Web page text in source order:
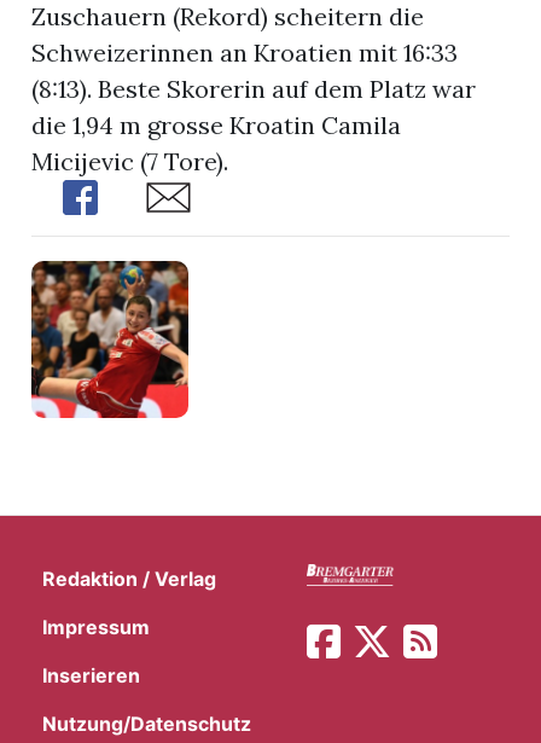
Zuschauern (Rekord) scheitern die
Schweizerinnen an Kroatien mit 16:33
(8:13). Beste Skorerin auf dem Platz war
die 1,94 m grosse Kroatin Camila
Micijevic (7 Tore).
Share
Share
Redaktion / Verlag
Impressum
Inserieren
Nutzung/Datenschutz